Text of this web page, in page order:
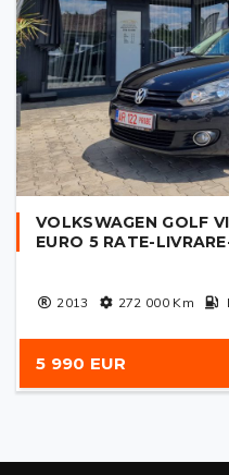
VOLKSWAGEN GOLF
EURO 5 RATE-
2013 272 000Km
5 990 EUR